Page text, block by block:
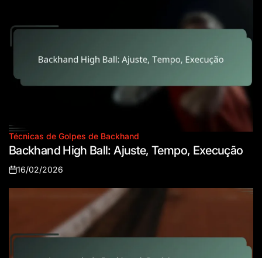
Posted
in
Técnicas de Golpes de Backhand
Backhand High Ball: Ajuste, Tempo, Execução
Posted
on
16/02/2026